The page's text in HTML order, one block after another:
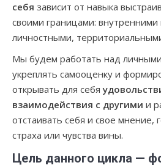
себя зависит от навыка
своими границами:
личностными,
Мы будем работать над
укреплять самооценку и
открывать для себя
взаимодействия с другими и
отстаивать себя и свое мнение,
страха или чувства вины.
Цель данного цикла —